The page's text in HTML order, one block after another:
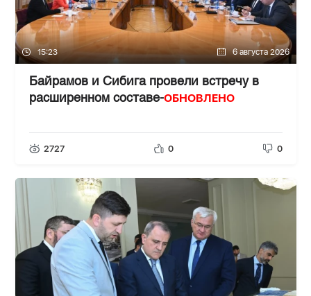
15:23 6 августа 2026
Байрамов и Сибига провели встречу в
расширенном составе-ОБНОВЛЕНО
2727 0 0